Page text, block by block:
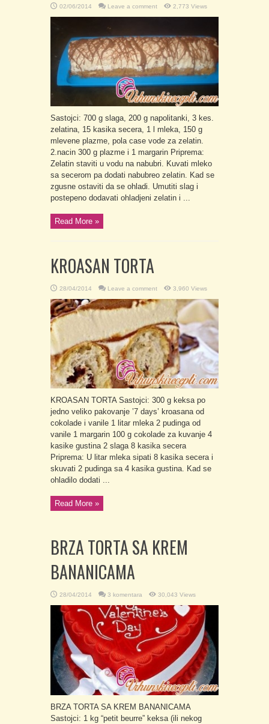
02/06/2014 Leave a comment 2,773 Views
Sastojci: 700 g slaga, 200 g napolitanki, 3 kes.
zelatina, 15 kasika secera, 1 l mleka, 150 g
mlevene plazme, pola case vode za zelatin.
2.nacin 300 g plazme i 1 margarin Priprema:
Zelatin staviti u vodu na nabubri. Kuvati mleko
sa secerom pa dodati nabubreo zelatin. Kad se
zgusne ostaviti da se ohladi. Umutiti slag i
postepeno dodavati ohladjeni zelatin i ...
Read More »
KROASAN TORTA
28/04/2014 Leave a comment 3,960 Views
KROASAN TORTA Sastojci: 300 g keksa po
jedno veliko pakovanje ’7 days’ kroasana od
cokolade i vanile 1 litar mleka 2 pudinga od
vanile 1 margarin 100 g cokolade za kuvanje 4
kasike gustina 2 slaga 8 kasika secera
Priprema: U litar mleka sipati 8 kasika secera i
skuvati 2 pudinga sa 4 kasika gustina. Kad se
ohladilo dodati ...
Read More »
BRZA TORTA SA KREM
BANANICAMA
28/04/2014 3 komentara 30,043 Views
BRZA TORTA SA KREM BANANICAMA
Sastojci: 1 kg “petit beurre” keksa (ili nekog